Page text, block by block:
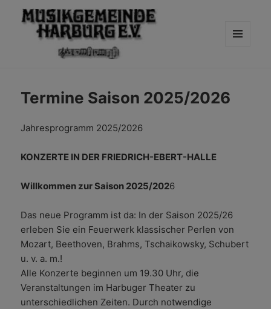
Termine Saison 2025/2026
Jahresprogramm 2025/2026
KONZERTE IN DER FRIEDRICH-EBERT-HALLE
Willkommen zur Saison 2025/2026
Das neue Programm ist da: In der Saison 2025/26
erleben Sie ein Feuerwerk klassischer Perlen von
Mozart, Beethoven, Brahms, Tschaikowsky, Schubert
u. v. a. m.!
Alle Konzerte beginnen um 19.30 Uhr, die
Veranstaltungen im Harbuger Theater zu
unterschiedlichen Zeiten. Durch notwendige